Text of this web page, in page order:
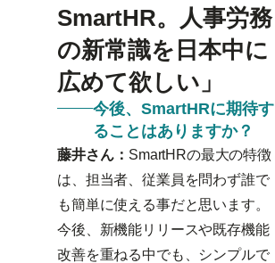
SmartHR。人事労務
の新常識を日本中に
広めて欲しい」
今後、SmartHRに期待す
ることはありますか？
藤井さん： SmartHRの最大の特徴
は、担当者、従業員を問わず誰で
も簡単に使える事だと思います。
今後、新機能リリースや既存機能
改善を重ねる中でも、シンプルで